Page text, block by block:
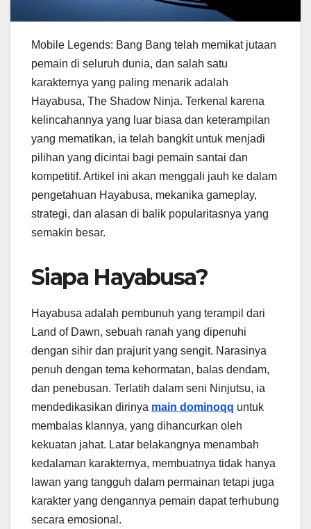
Mobile Legends: Bang Bang telah memikat jutaan
pemain di seluruh dunia, dan salah satu
karakternya yang paling menarik adalah
Hayabusa, The Shadow Ninja. Terkenal karena
kelincahannya yang luar biasa dan keterampilan
yang mematikan, ia telah bangkit untuk menjadi
pilihan yang dicintai bagi pemain santai dan
kompetitif. Artikel ini akan menggali jauh ke dalam
pengetahuan Hayabusa, mekanika gameplay,
strategi, dan alasan di balik popularitasnya yang
semakin besar.
Siapa Hayabusa?
Hayabusa adalah pembunuh yang terampil dari
Land of Dawn, sebuah ranah yang dipenuhi
dengan sihir dan prajurit yang sengit. Narasinya
penuh dengan tema kehormatan, balas dendam,
dan penebusan. Terlatih dalam seni Ninjutsu, ia
mendedikasikan dirinya main dominoqq untuk
membalas klannya, yang dihancurkan oleh
kekuatan jahat. Latar belakangnya menambah
kedalaman karakternya, membuatnya tidak hanya
lawan yang tangguh dalam permainan tetapi juga
karakter yang dengannya pemain dapat terhubung
secara emosional.